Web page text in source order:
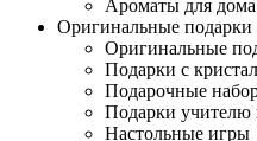
Ароматы для дома
Оригинальные подарки
Оригинальные
Подарки с
Подарочные
Подарки учителю
Настольные игры